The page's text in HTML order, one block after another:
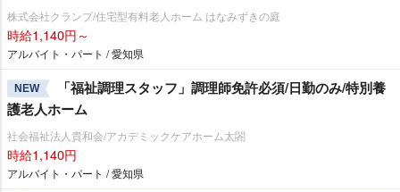
株式会社クランプ/住宅型有料老人ホーム はなみずきの庭
時給1,140円～
アルバイト・パート / 愛知県
NEW
「福祉調理スタッフ」調理師免許必須/日勤のみ/特別養
護老人ホーム
社会福祉法人貴和会/アカデミックケアホーム太閤
時給1,140円
アルバイト・パート / 愛知県